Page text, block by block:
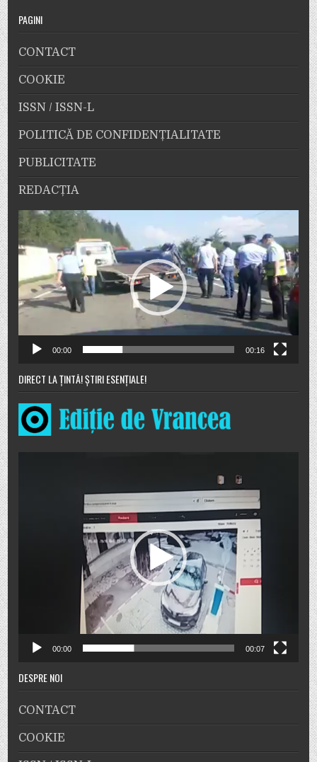
PAGINI
CONTACT
COOKIE
ISSN / ISSN-L
POLITICĂ DE CONFIDENȚIALITATE
PUBLICITATE
REDACȚIA
Player
video
00:00 00:16
DIRECT LA ȚINTĂ! ȘTIRI ESENȚIALE!
00:00 00:07
DESPRE NOI
CONTACT
COOKIE